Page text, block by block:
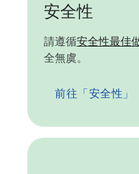
安全性
請遵循安全性最佳
全無虞。
前往「安全性」